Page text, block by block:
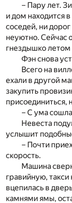
– Пару лет.
и дом находится
соседей, ни
неуютно. Сейчас
гнездышко летом
Фэн снова
Всего на
ехали в другой
закупить
присоединиться,
– С ума
Невеста
услышит
– Почти
скорость.
Машина
гравийную, такси
вцепилась в
камнями ямы,